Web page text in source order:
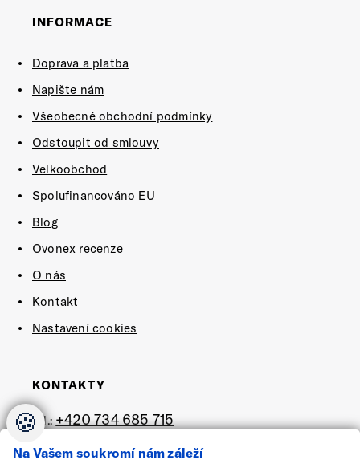
INFORMACE
Doprava a platba
Napište nám
Všeobecné obchodní podmínky
Odstoupit od smlouvy
Velkoobchod
Spolufinancováno EU
Blog
Ovonex recenze
O nás
Kontakt
Nastavení cookies
KONTAKTY
tel.:+420 734 685 715
🍪
Na Vašem soukromí nám záleží